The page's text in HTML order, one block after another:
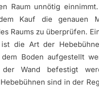
Raum unnötig
Kauf die genauen
Raums zu überprüfen.
die Art der
Boden aufgestellt
Wand befestigt
sind in der